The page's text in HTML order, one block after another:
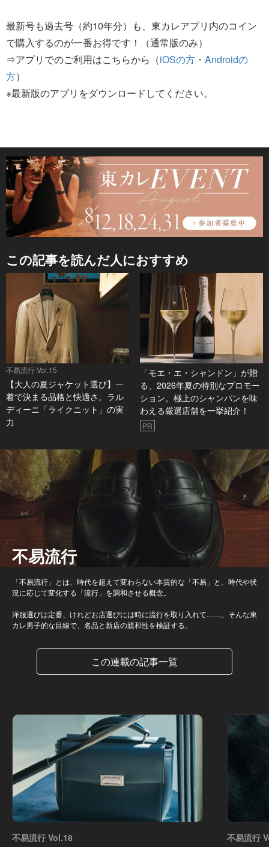
最新号も過去号（約10年分）も、東カレアプリ内のコイン
で購入するのが一番お得です！（通常版のみ）
⇒アプリでのご利用はこちらから（iOSの方 ・ Androidの
方）
※最新版のアプリをダウンロードしてください。
この記事を読んだ人におすすめ
不易流行 Vol.15
【大人の夏ジャケット選び】一
着で決まる品格と快適さ。ラル
ディーニ「ライクニット」の実
力
「モエ・エ・シャンドン」が贈
る、2026年夏の特別なプロモー
ション。極上のシャンパンを味
わえる厳選店舗を一挙紹介！
PR
不易流行
「不易流行」とは、時代を超えて変わらない本質的な「不易」と、時代や状
況に応じて変化する「流行」を調和させる概念。
洋服選びは定番、けれどお店選びには時に流行を取り入れて……。そんな東
カレ男子的な目線で、名品と新店の親和性を検証する。
この連載の記事一覧
不易流行 Vol.18 不易流行